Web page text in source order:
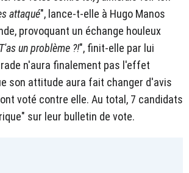
attaqué", lance-t-elle à Hugo Manos
provoquant un échange houleux
T'as un problème ?!", finit-elle par lui
n'aura finalement pas l'effet
son attitude aura fait changer d'avis
voté contre elle. Au total, 7 candidats
sur leur bulletin de vote.